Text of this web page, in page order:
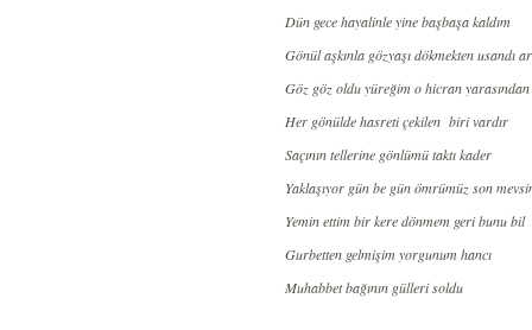
Dün gece hayalinle yine başbaşa kaldım
Gönül aşkınla gözyaşı dökmekten usandı
Göz göz oldu yüreğim o hicran yarasından
Her gönülde hasreti çekilen biri vardır
Saçının tellerine gönlümü taktı kader
Yaklaşıyor gün be gün ömrümüz son
Yemin ettim bir kere dönmem geri bunu bil
Gurbetten gelmişim yorgunum hancı
Muhabbet bağının gülleri soldu